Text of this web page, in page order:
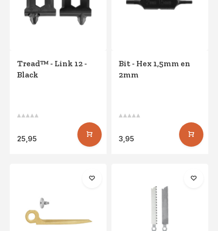
Tread™ - Link 12 -
Black
25,95
Bit - Hex 1,5mm en
2mm
3,95